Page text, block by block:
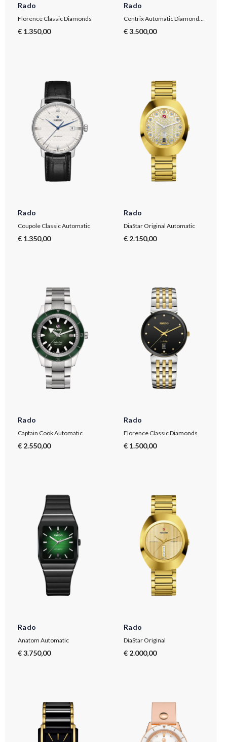
Rado
Florence Classic Diamonds
€ 1.350,00
Rado
€ 3.500,00
Rado
Coupole Classic Automatic
€ 1.350,00
Rado
DiaStar Original Automatic
€ 2.150,00
Rado
Captain Cook Automatic
€ 2.550,00
Rado
Florence Classic Diamonds
€ 1.500,00
Rado
Anatom Automatic
€ 3.750,00
Rado
DiaStar Original
€ 2.000,00